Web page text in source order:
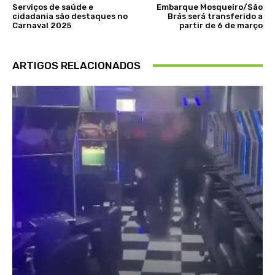
Serviços de saúde e
cidadania são destaques no
Carnaval 2025
Embarque Mosqueiro/São
Brás será transferido a
partir de 6 de março
ARTIGOS RELACIONADOS